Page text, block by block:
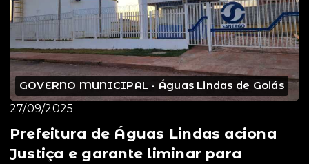
GOVERNO MUNICIPAL - Águas Lindas de Goiás
27/09/2025
Prefeitura de Águas Lindas aciona
Justiça e garante liminar para